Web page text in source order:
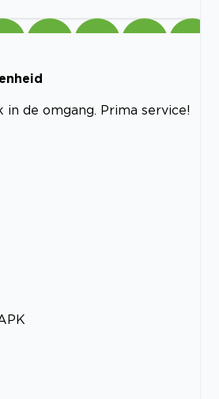
de omgang. Prima service!